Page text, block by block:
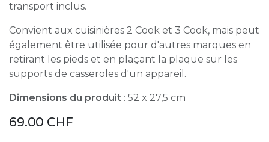
transport inclus.
Convient aux cuisinières 2 Cook et 3 Cook, mais peut
également être utilisée pour d'autres marques en
retirant les pieds et en plaçant la plaque sur les
supports de casseroles d'un appareil.
Dimensions du produit : 52 x 27,5 cm
69.00 CHF